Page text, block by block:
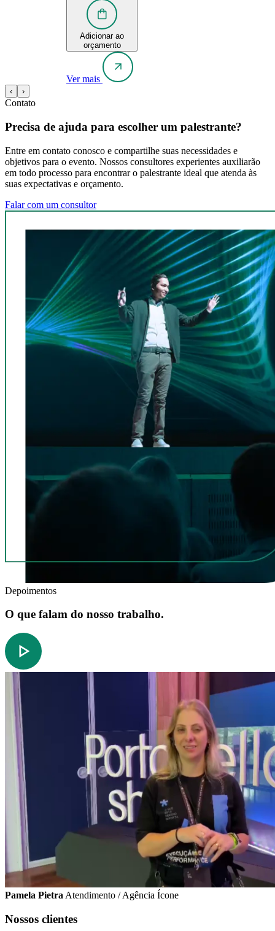
Adicionar ao
orçamento
Ver mais
‹ ›
Contato
Precisa de ajuda para escolher um palestrante?
Entre em contato conosco e compartilhe suas necessidades e
objetivos para o evento. Nossos consultores experientes auxiliarão
em todo processo para encontrar o palestrante ideal que atenda às
suas expectativas e orçamento.
Falar com um consultor
Depoimentos
O que falam do nosso trabalho.
Pamela Pietra Atendimento / Agência Ícone
Nossos clientes